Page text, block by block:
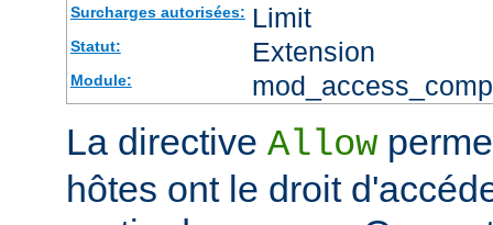
Surcharges autorisées: Limit
Statut: Extension
Module:
La directive Allow
hôtes ont le droit